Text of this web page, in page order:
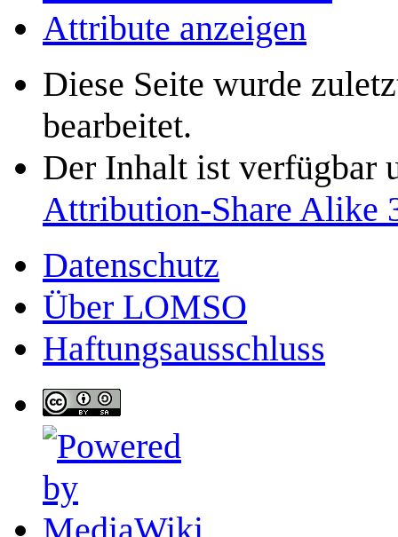
Attribute anzeigen
Diese Seite wurde
bearbeitet.
Der Inhalt ist verfügbar
Attribution-Share Alike
Datenschutz
Über LOMSO
Haftungsausschluss